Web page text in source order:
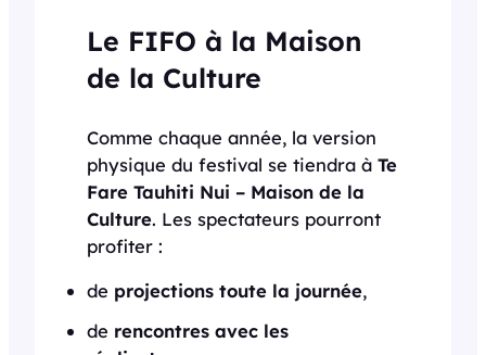
Le FIFO à la Maison
de la Culture
Comme chaque année, la version
physique du festival se tiendra à Te
Fare Tauhiti Nui – Maison de la
Culture. Les spectateurs pourront
profiter :
de projections toute la journée,
de rencontres avec les